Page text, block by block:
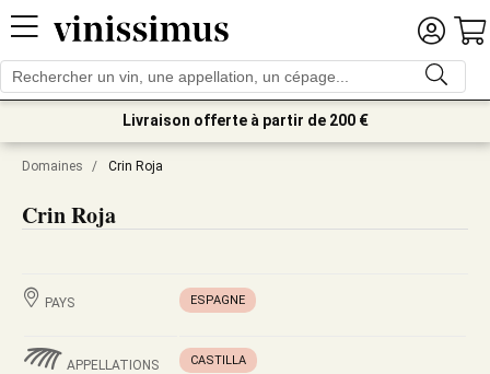
Livraison offerte à partir de 200 €
Domaines / Crin Roja
Crin Roja
PAYS ESPAGNE
APPELLATIONS CASTILLA